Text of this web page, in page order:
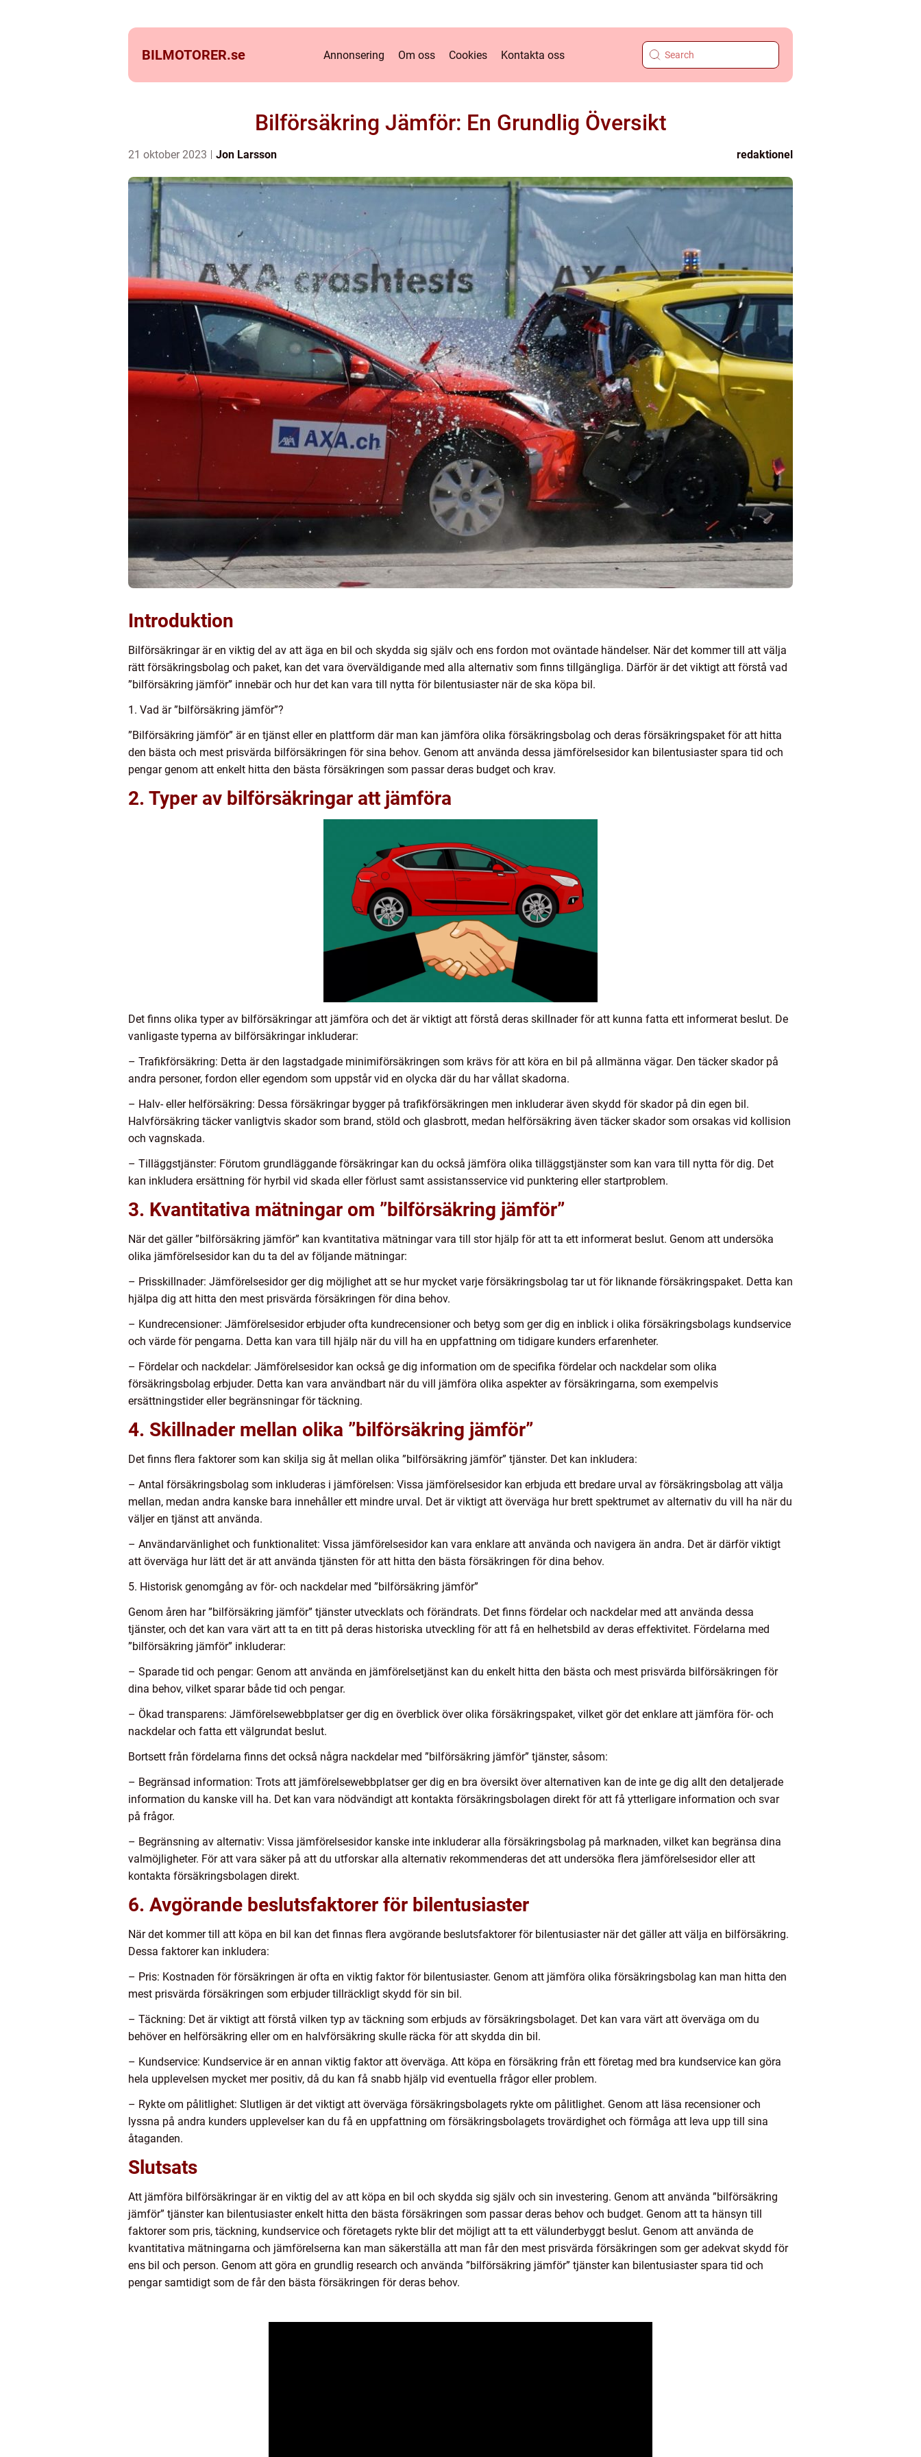
BILMOTORER.se Annonsering Om oss Cookies Kontakta oss
Bilförsäkring Jämför: En Grundlig Översikt
21 oktober 2023 Jon Larsson redaktionel
Introduktion
Bilförsäkringar är en viktig del av att äga en bil och skydda sig själv och ens fordon mot oväntade händelser. När det kommer till att välja
rätt försäkringsbolag och paket, kan det vara överväldigande med alla alternativ som finns tillgängliga. Därför är det viktigt att förstå vad
”bilförsäkring jämför” innebär och hur det kan vara till nytta för bilentusiaster när de ska köpa bil.
1. Vad är ”bilförsäkring jämför”?
”Bilförsäkring jämför” är en tjänst eller en plattform där man kan jämföra olika försäkringsbolag och deras försäkringspaket för att hitta
den bästa och mest prisvärda bilförsäkringen för sina behov. Genom att använda dessa jämförelsesidor kan bilentusiaster spara tid och
pengar genom att enkelt hitta den bästa försäkringen som passar deras budget och krav.
2. Typer av bilförsäkringar att jämföra
Det finns olika typer av bilförsäkringar att jämföra och det är viktigt att förstå deras skillnader för att kunna fatta ett informerat beslut. De
vanligaste typerna av bilförsäkringar inkluderar:
– Trafikförsäkring: Detta är den lagstadgade minimiförsäkringen som krävs för att köra en bil på allmänna vägar. Den täcker skador på
andra personer, fordon eller egendom som uppstår vid en olycka där du har vållat skadorna.
– Halv- eller helförsäkring: Dessa försäkringar bygger på trafikförsäkringen men inkluderar även skydd för skador på din egen bil.
Halvförsäkring täcker vanligtvis skador som brand, stöld och glasbrott, medan helförsäkring även täcker skador som orsakas vid kollision
och vagnskada.
– Tilläggstjänster: Förutom grundläggande försäkringar kan du också jämföra olika tilläggstjänster som kan vara till nytta för dig. Det
kan inkludera ersättning för hyrbil vid skada eller förlust samt assistansservice vid punktering eller startproblem.
3. Kvantitativa mätningar om ”bilförsäkring jämför”
När det gäller ”bilförsäkring jämför” kan kvantitativa mätningar vara till stor hjälp för att ta ett informerat beslut. Genom att undersöka
olika jämförelsesidor kan du ta del av följande mätningar:
– Prisskillnader: Jämförelsesidor ger dig möjlighet att se hur mycket varje försäkringsbolag tar ut för liknande försäkringspaket. Detta kan
hjälpa dig att hitta den mest prisvärda försäkringen för dina behov.
– Kundrecensioner: Jämförelsesidor erbjuder ofta kundrecensioner och betyg som ger dig en inblick i olika försäkringsbolags kundservice
och värde för pengarna. Detta kan vara till hjälp när du vill ha en uppfattning om tidigare kunders erfarenheter.
– Fördelar och nackdelar: Jämförelsesidor kan också ge dig information om de specifika fördelar och nackdelar som olika
försäkringsbolag erbjuder. Detta kan vara användbart när du vill jämföra olika aspekter av försäkringarna, som exempelvis
ersättningstider eller begränsningar för täckning.
4. Skillnader mellan olika ”bilförsäkring jämför”
Det finns flera faktorer som kan skilja sig åt mellan olika ”bilförsäkring jämför” tjänster. Det kan inkludera:
– Antal försäkringsbolag som inkluderas i jämförelsen: Vissa jämförelsesidor kan erbjuda ett bredare urval av försäkringsbolag att välja
mellan, medan andra kanske bara innehåller ett mindre urval. Det är viktigt att överväga hur brett spektrumet av alternativ du vill ha när du
väljer en tjänst att använda.
– Användarvänlighet och funktionalitet: Vissa jämförelsesidor kan vara enklare att använda och navigera än andra. Det är därför viktigt
att överväga hur lätt det är att använda tjänsten för att hitta den bästa försäkringen för dina behov.
5. Historisk genomgång av för- och nackdelar med ”bilförsäkring jämför”
Genom åren har ”bilförsäkring jämför” tjänster utvecklats och förändrats. Det finns fördelar och nackdelar med att använda dessa
tjänster, och det kan vara värt att ta en titt på deras historiska utveckling för att få en helhetsbild av deras effektivitet. Fördelarna med
”bilförsäkring jämför” inkluderar:
– Sparade tid och pengar: Genom att använda en jämförelsetjänst kan du enkelt hitta den bästa och mest prisvärda bilförsäkringen för
dina behov, vilket sparar både tid och pengar.
– Ökad transparens: Jämförelsewebbplatser ger dig en överblick över olika försäkringspaket, vilket gör det enklare att jämföra för- och
nackdelar och fatta ett välgrundat beslut.
Bortsett från fördelarna finns det också några nackdelar med ”bilförsäkring jämför” tjänster, såsom:
– Begränsad information: Trots att jämförelsewebbplatser ger dig en bra översikt över alternativen kan de inte ge dig allt den detaljerade
information du kanske vill ha. Det kan vara nödvändigt att kontakta försäkringsbolagen direkt för att få ytterligare information och svar
på frågor.
– Begränsning av alternativ: Vissa jämförelsesidor kanske inte inkluderar alla försäkringsbolag på marknaden, vilket kan begränsa dina
valmöjligheter. För att vara säker på att du utforskar alla alternativ rekommenderas det att undersöka flera jämförelsesidor eller att
kontakta försäkringsbolagen direkt.
6. Avgörande beslutsfaktorer för bilentusiaster
När det kommer till att köpa en bil kan det finnas flera avgörande beslutsfaktorer för bilentusiaster när det gäller att välja en bilförsäkring.
Dessa faktorer kan inkludera:
– Pris: Kostnaden för försäkringen är ofta en viktig faktor för bilentusiaster. Genom att jämföra olika försäkringsbolag kan man hitta den
mest prisvärda försäkringen som erbjuder tillräckligt skydd för sin bil.
– Täckning: Det är viktigt att förstå vilken typ av täckning som erbjuds av försäkringsbolaget. Det kan vara värt att överväga om du
behöver en helförsäkring eller om en halvförsäkring skulle räcka för att skydda din bil.
– Kundservice: Kundservice är en annan viktig faktor att överväga. Att köpa en försäkring från ett företag med bra kundservice kan göra
hela upplevelsen mycket mer positiv, då du kan få snabb hjälp vid eventuella frågor eller problem.
– Rykte om pålitlighet: Slutligen är det viktigt att överväga försäkringsbolagets rykte om pålitlighet. Genom att läsa recensioner och
lyssna på andra kunders upplevelser kan du få en uppfattning om försäkringsbolagets trovärdighet och förmåga att leva upp till sina
åtaganden.
Slutsats
Att jämföra bilförsäkringar är en viktig del av att köpa en bil och skydda sig själv och sin investering. Genom att använda ”bilförsäkring
jämför” tjänster kan bilentusiaster enkelt hitta den bästa försäkringen som passar deras behov och budget. Genom att ta hänsyn till
faktorer som pris, täckning, kundservice och företagets rykte blir det möjligt att ta ett välunderbyggt beslut. Genom att använda de
kvantitativa mätningarna och jämförelserna kan man säkerställa att man får den mest prisvärda försäkringen som ger adekvat skydd för
ens bil och person. Genom att göra en grundlig research och använda ”bilförsäkring jämför” tjänster kan bilentusiaster spara tid och
pengar samtidigt som de får den bästa försäkringen för deras behov.